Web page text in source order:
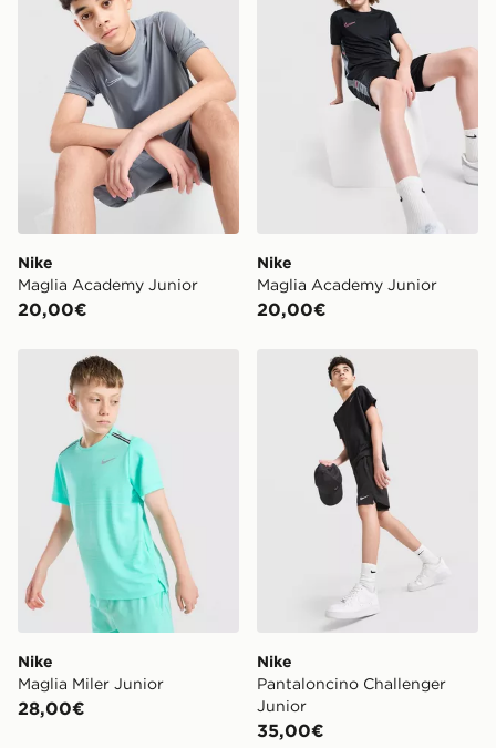
Nike
Maglia Academy Junior
20,00€
Nike
Maglia Academy Junior
20,00€
Nike Maglia Miler Junior
Nike
Maglia Miler Junior
28,00€
Nike Pantaloncino
Nike
Pantaloncino Challenger
Junior
35,00€